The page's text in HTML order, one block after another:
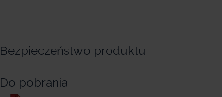
Bezpieczeństwo produktu
Do pobrania